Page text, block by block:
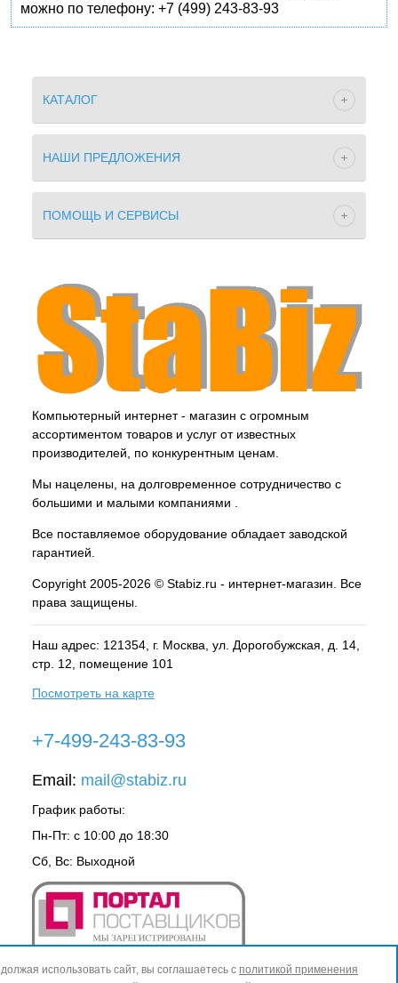
можно по телефону: +7 (499) 243-83-93
КАТАЛОГ
НАШИ ПРЕДЛОЖЕНИЯ
ПОМОЩЬ И СЕРВИСЫ
Компьютерный интернет - магазин с огромным
ассортиментом товаров и услуг от известных
производителей, по конкурентным ценам.
Мы нацелены, на долговременное сотрудничество с
большими и малыми компаниями .
Все поставляемое оборудование обладает заводской
гарантией.
Copyright 2005-2026 © Stabiz.ru - интернет-магазин. Все
права защищены.
Наш адрес: 121354, г. Москва , ул. Дорогобужская, д. 14,
стр. 12, помещение 101
Посмотреть на карте
+7-499-243-83-93
Email: mail@stabiz.ru
График работы:
Пн-Пт: с 10:00 до 18:30
Сб, Вс: Выходной
использовать сайт, вы соглашаетесь с политикой применения